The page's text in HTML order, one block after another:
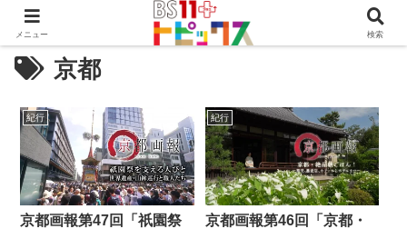
京都
紀行
京都画報第47回「祇園祭
紀行
京都画報第46回「京都・
メニュー 検索